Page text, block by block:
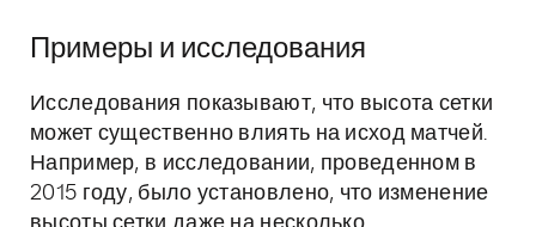
Примеры и исследования
Исследования показывают, что высота сетки
может существенно влиять на исход матчей.
Например, в исследовании, проведенном в
2015 году, было установлено, что изменение